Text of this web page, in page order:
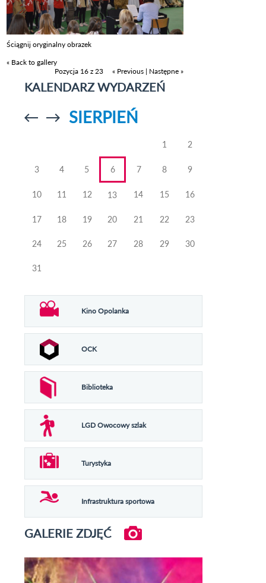
Ściągnij oryginalny obrazek
« Back to gallery
Pozycja 16 z 23
« Previous | Następne »
KALENDARZ WYDARZEŃ
Przejdź doPrzejdź do
SIERPIEŃ
1 2
3 4 5 6 7 8 9
10 11 12 13 14 15 16
17 18 19 20 21 22 23
24 25 26 27 28 29 30
31
Kino Opolanka
OCK
Biblioteka
LGD Owocowy szlak
Turystyka
Infrastruktura sportowa
GALERIE ZDJĘĆ